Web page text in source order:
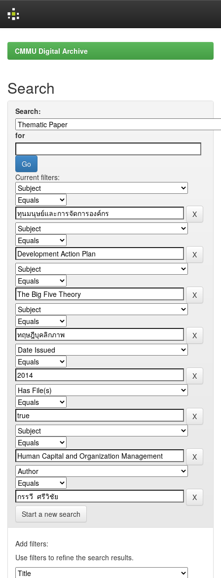
navigationCMMU Digital Archive
Search
Search:
for
Current filters:
Start a new search
Add filters:
Use filters to refine the search results.